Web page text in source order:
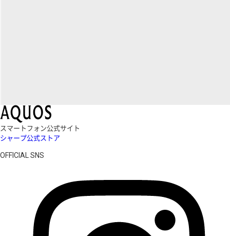
スマートフォン公式サイト
シャープ公式ストア
OFFICIAL SNS